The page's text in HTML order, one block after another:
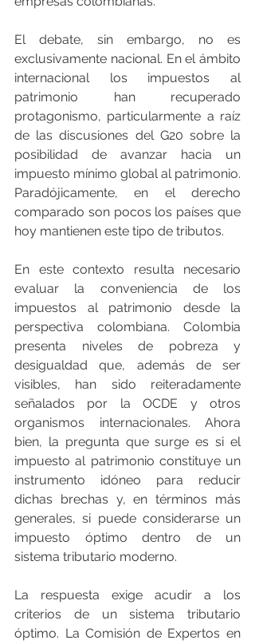
El debate, sin embargo, no es
exclusivamente nacional. En el ámbito
internacional los impuestos al
patrimonio han recuperado
protagonismo, particularmente a raíz
de las discusiones del G20 sobre la
posibilidad de avanzar hacia un
impuesto mínimo global al patrimonio.
Paradójicamente, en el derecho
comparado son pocos los países que
hoy mantienen este tipo de tributos.
En este contexto resulta necesario
evaluar la conveniencia de los
impuestos al patrimonio desde la
perspectiva colombiana. Colombia
presenta niveles de pobreza y
desigualdad que, además de ser
visibles, han sido reiteradamente
señalados por la OCDE y otros
organismos internacionales. Ahora
bien, la pregunta que surge es si el
impuesto al patrimonio constituye un
instrumento idóneo para reducir
dichas brechas y, en términos más
generales, si puede considerarse un
impuesto óptimo dentro de un
sistema tributario moderno.
La respuesta exige acudir a los
criterios de un sistema tributario
óptimo. La Comisión de Expertos en